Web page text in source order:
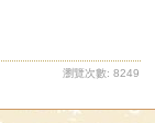
瀏覽次數: 8249